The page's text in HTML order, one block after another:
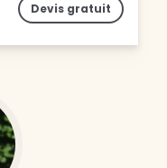
Devis gratuit